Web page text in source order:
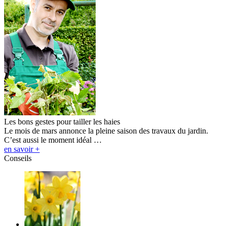
Les bons gestes pour tailler les haies
Le mois de mars annonce la pleine saison des travaux du jardin.
C’est aussi le moment idéal …
en savoir +
Conseils